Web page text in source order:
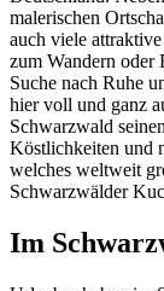
malerischen
auch viele
zum Wandern oder
Suche nach Ruhe
hier voll und ganz
Schwarzwald
Köstlichkeiten und
welches weltweit
Schwarzwälder
Im